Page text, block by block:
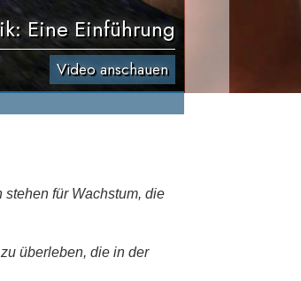
Eine Einführung
Video anschauen
stehen für Wachstum, die
überleben, die in der